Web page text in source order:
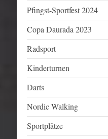
Pfingst-Sportfest 2024
Copa Daurada 2023
Radsport
Kinderturnen
Darts
Nordic Walking
Sportplätze